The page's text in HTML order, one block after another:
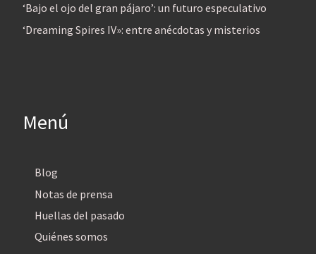
‘Bajo el ojo del gran pájaro’: un futuro especulativo
‘Dreaming Spires IV»: entre anécdotas y misterios
Menú
Blog
Notas de prensa
Huellas del pasado
Quiénes somos